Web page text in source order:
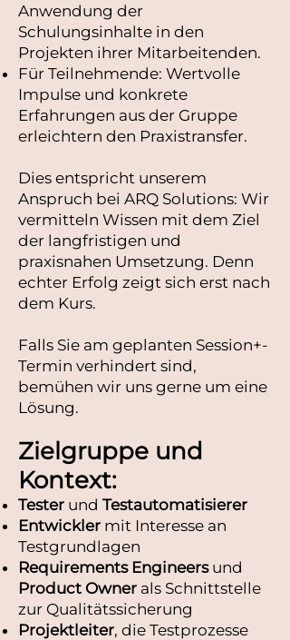
Anwendung der
Schulungsinhalte in den
Projekten ihrer Mitarbeitenden.
Für Teilnehmende: Wertvolle
Impulse und konkrete
Erfahrungen aus der Gruppe
erleichtern den Praxistransfer.
Dies entspricht unserem
Anspruch bei ARQ Solutions: Wir
vermitteln Wissen mit dem Ziel
der langfristigen und
praxisnahen Umsetzung. Denn
echter Erfolg zeigt sich erst nach
dem Kurs.
Falls Sie am geplanten Session+-
Termin verhindert sind,
bemühen wir uns gerne um eine
Lösung.
Zielgruppe und
Kontext:
Tester und Testautomatisierer
Entwickler mit Interesse an
Testgrundlagen
Requirements Engineersund
Product Owner als Schnittstelle
zur Qualitätssicherung
Projektleiter, die Testprozesse